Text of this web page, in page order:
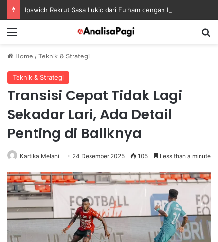
Home /Teknik & Strategi
Teknik & Strategi
Transisi Cepat Tidak Lagi
Sekadar Lari, Ada Detail
Penting di Baliknya
Kartika Melani 24 Desember 2025 105 Less than a minute